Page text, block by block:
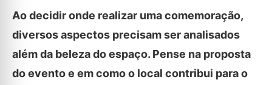
Ao decidir onde realizar uma comemoração,
diversos aspectos precisam ser analisados
além da beleza do espaço. Pense na proposta
do evento e em como o local contribui para o